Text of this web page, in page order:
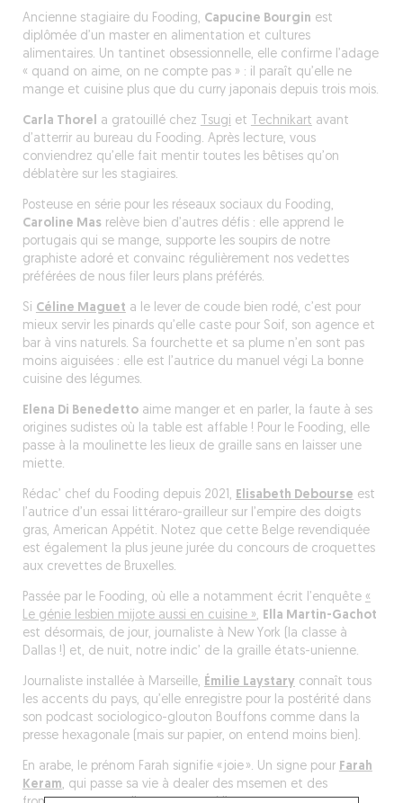
Ancienne stagiaire du Fooding, Capucine Bourgin est
diplômée d’un master en alimentation et cultures
alimentaires. Un tantinet obsessionnelle, elle confirme l’adage
« quand on aime, on ne compte pas » : il paraît qu’elle ne
mange et cuisine plus que du curry japonais depuis trois mois.
Carla Thorel a gratouillé chez Tsugi et Technikart avant
d’atterrir au bureau du Fooding. Après lecture, vous
conviendrez qu’elle fait mentir toutes les bêtises qu’on
déblatère sur les stagiaires.
Posteuse en série pour les réseaux sociaux du Fooding,
Caroline Masrelève bien d’autres défis : elle apprend le
portugais qui se mange, supporte les soupirs de notre
graphiste adoré et convainc régulièrement nos vedettes
préférées de nous filer leurs plans préférés.
Si Céline Maguet a le lever de coude bien rodé, c’est pour
mieux servir les pinards qu’elle caste pour Soif, son agence et
bar à vins naturels. Sa fourchette et sa plume n’en sont pas
moins aiguisées : elle est l’autrice du manuel végi La bonne
cuisine des légumes.
Elena Di Benedettoaime manger et en parler, la faute à ses
origines sudistes où la table est affable ! Pour le Fooding, elle
passe à la moulinette les lieux de graille sans en laisser une
miette.
Rédac’ chef du Fooding depuis 2021, Elisabeth Debourse est
l’autrice d’un essai littéraro-grailleur sur l’empire des doigts
gras, American Appétit. Notez que cette Belge revendiquée
est également la plus jeune jurée du concours de croquettes
aux crevettes de Bruxelles.
Passée par le Fooding, où elle a notamment écrit l’enquête «
Le génie lesbien mijote aussi en cuisine », Ella Martin-Gachot
est désormais, de jour, journaliste à New York (la classe à
Dallas !) et, de nuit, notre indic’ de la graille états-unienne.
Journaliste installée à Marseille, Émilie Laystary connaît tous
les accents du pays, qu’elle enregistre pour la postérité dans
son podcast sociologico-glouton Bouffons comme dans la
presse hexagonale (mais sur papier, on entend moins bien).
En arabe, le prénom Farah signifie « joie ». Un signe pour Farah
Keram, qui passe sa vie à dealer des msemen et des